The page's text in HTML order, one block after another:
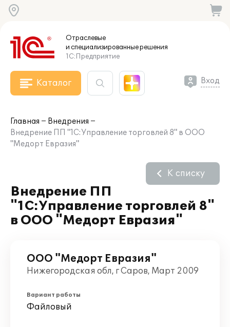
Отраслевые
и специализированныерешения
1С:Предприятие
Каталог Вход
Главная
Внедрения
Внедрение ПП "1С:Управление торговлей 8" в ООО
"Медорт Евразия"
Внедрение ПП
"1С:Управление торговлей 8"
в ООО "Медорт Евразия"
К списку
ООО "Медорт Евразия"
Нижегородская обл, г Саров, Март 2009
Вариант работы
Файловый